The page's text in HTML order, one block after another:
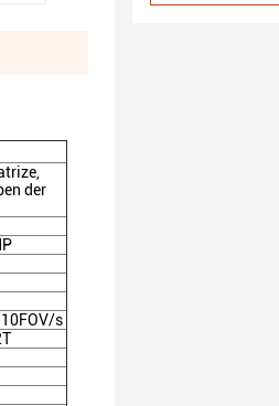
der
s